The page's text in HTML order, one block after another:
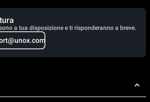
a tua disposizione e ti risponderanno a breve.